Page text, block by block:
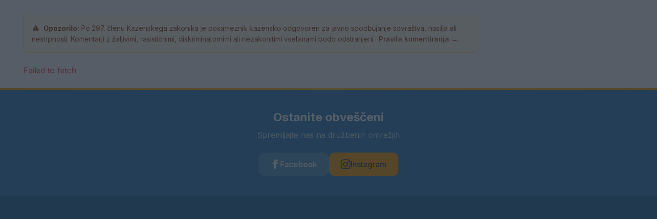
Opozorilo: Po 297. členu Kazenskega zakonika je posameznik kazensko odgovoren za javno spodbujanje sovraštva, nasilja ali
nestrpnosti. Komentarji z žaljivimi, rasističnimi, diskriminatornimi ali nezakonitimi vsebinami bodo odstranjeni. Pravila komentiranja →
Failed to fetch
Ostanite obveščeni
Spremljajte nas na družbenih omrežjih
Facebook Instagram